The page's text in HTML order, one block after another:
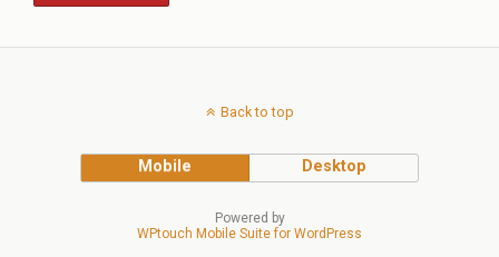
Back to top
Mobile Desktop
Powered by
WPtouch Mobile Suite for WordPress